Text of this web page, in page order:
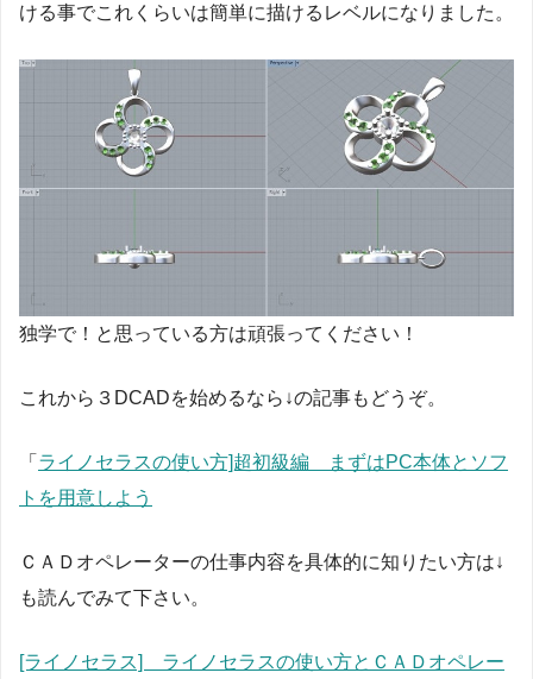
ける事でこれくらいは簡単に描けるレベルになりました。
独学で！と思っている方は頑張ってください！
これから３DCADを始めるなら↓の記事もどうぞ。
「 ライノセラスの使い方]超初級編 まずはPC本体とソフ
トを用意しよう
ＣＡＤオペレーターの仕事内容を具体的に知りたい方は↓
も読んでみて下さい。
[ライノセラス] ライノセラスの使い方とＣＡＤオペレー